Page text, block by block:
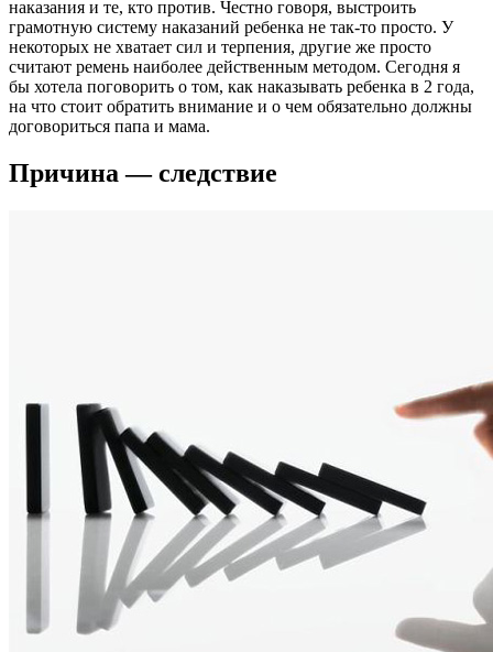
наказания и те, кто против. Честно говоря, выстроить
грамотную систему наказаний ребенка не так-то просто. У
некоторых не хватает сил и терпения, другие же просто
считают ремень наиболее действенным методом. Сегодня я
бы хотела поговорить о том, как наказывать ребенка в 2 года,
на что стоит обратить внимание и о чем обязательно должны
договориться папа и мама.
Причина — следствие